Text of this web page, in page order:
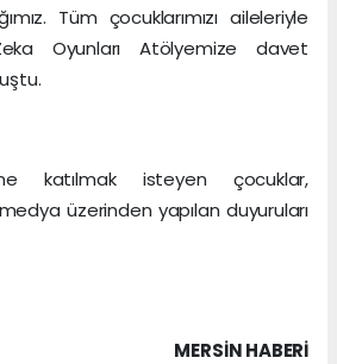
Tüm çocuklarımızı aileleriyle
Oyunları Atölyemize davet
katılmak isteyen çocuklar,
üzerinden yapılan duyuruları
MERSIN HABERİ